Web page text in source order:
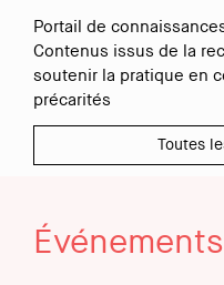
Portail de
Contenus issus de la
soutenir la pratique en
précarités
Toutes
Événements
Formation «
populations
redéfinir nos
septembre et 30
Formation en ligne